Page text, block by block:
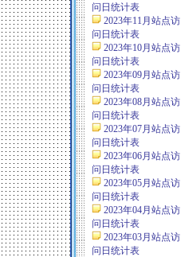
问日统计表
2023年11月站点访
问日统计表
2023年10月站点访
问日统计表
2023年09月站点访
问日统计表
2023年08月站点访
问日统计表
2023年07月站点访
问日统计表
2023年06月站点访
问日统计表
2023年05月站点访
问日统计表
2023年04月站点访
问日统计表
2023年03月站点访
问日统计表